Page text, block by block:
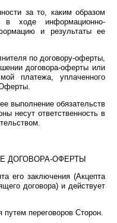
за то, каким образом
в ходе информационно-
и результаты ее
по договору-оферты,
договора-оферты или
платежа, уплаченного
выполнение обязательств
несут ответственность в
ДОГОВОРА-ОФЕРТЫ
его заключения (Акцепта
договора) и действует
переговоров Сторон.